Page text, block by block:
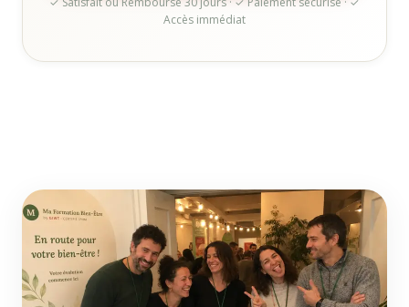
Accès immédiat